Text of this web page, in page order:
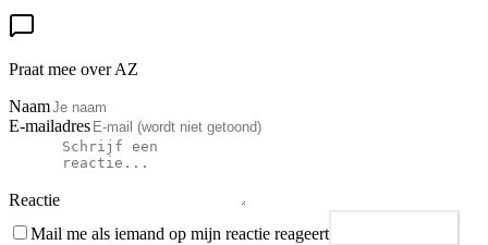
Praat mee over AZ
Naam
E-mailadres
Reactie
Mail me als iemand op mijn reactie reageert